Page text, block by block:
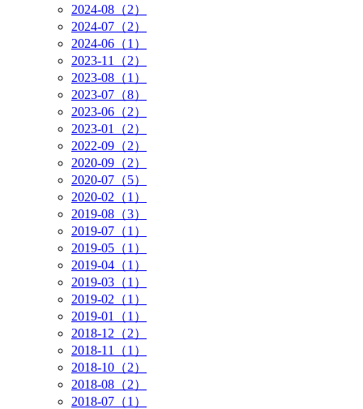
2024-08（2）
2024-07（2）
2024-06（1）
2023-11（2）
2023-08（1）
2023-07（8）
2023-06（2）
2023-01（2）
2022-09（2）
2020-09（2）
2020-07（5）
2020-02（1）
2019-08（3）
2019-07（1）
2019-05（1）
2019-04（1）
2019-03（1）
2019-02（1）
2019-01（1）
2018-12（2）
2018-11（1）
2018-10（2）
2018-08（2）
2018-07（1）